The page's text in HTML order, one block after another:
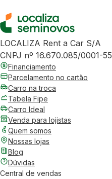
LOCALIZA Rent a Car S/A
CNPJ nº 16.670.085/0001-55
Financiamento
Parcelamento no cartão
Carro na troca
Tabela Fipe
Carro Ideal
Venda para lojistas
Quem somos
Nossas lojas
Blog
Dúvidas
Central de vendas